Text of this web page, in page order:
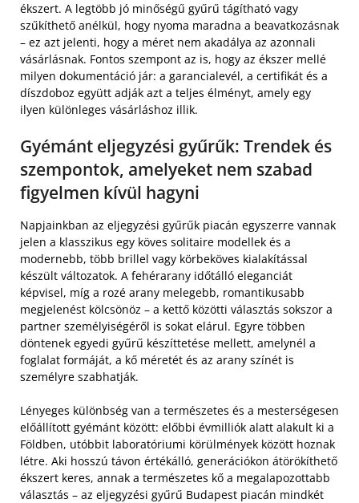
ékszert. A legtöbb jó minőségű gyűrű tágítható vagy
szűkíthető anélkül, hogy nyoma maradna a beavatkozásnak
– ez azt jelenti, hogy a méret nem akadálya az azonnali
vásárlásnak. Fontos szempont az is, hogy az ékszer mellé
milyen dokumentáció jár: a garancialevél, a certifikát és a
díszdoboz együtt adják azt a teljes élményt, amely egy
ilyen különleges vásárláshoz illik.
Gyémánt eljegyzési gyűrűk: Trendek és
szempontok, amelyeket nem szabad
figyelmen kívül hagyni
Napjainkban az eljegyzési gyűrűk piacán egyszerre vannak
jelen a klasszikus egy köves solitaire modellek és a
modernebb, több brillel vagy körbeköves kialakítással
készült változatok. A fehérarany időtálló eleganciát
képvisel, míg a rozé arany melegebb, romantikusabb
megjelenést kölcsönöz – a kettő közötti választás sokszor a
partner személyiségéről is sokat elárul. Egyre többen
döntenek egyedi gyűrű készíttetése mellett, amelynél a
foglalat formáját, a kő méretét és az arany színét is
személyre szabhatják.
Lényeges különbség van a természetes és a mesterségesen
előállított gyémánt között: előbbi évmilliók alatt alakult ki a
Földben, utóbbit laboratóriumi körülmények között hoznak
létre. Aki hosszú távon értékálló, generációkon átörökíthető
ékszert keres, annak a természetes kő a megalapozottabb
választás – az eljegyzési gyűrű Budapest piacán mindkét